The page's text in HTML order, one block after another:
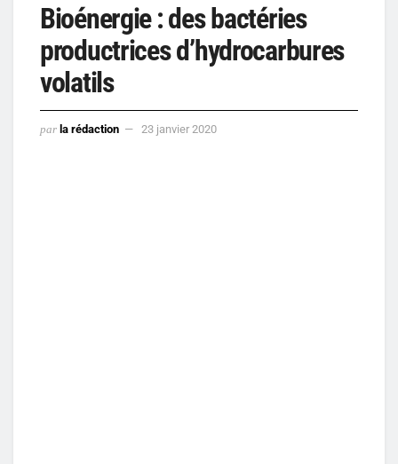
Bioénergie : des bactéries
productrices d’hydrocarbures
volatils
par la rédaction 23 janvier 2020